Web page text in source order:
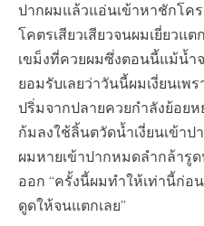
ปากผมแล้วแอ่นเข้าหาชักโคร
โคตรเสียวเสียวจนผมเยี่ยวแต
เขม็งที่ควยผมซึ่งตอนนี้แม้น้ำ
ยอมรับเลยว่าวันนี้ผมเงี่ยนเพ
ปริ่มจากปลายควยกำลังย้อย
ก้มลงใช้ลิ้นตวัดน้ำเงี่ยนเข้า
ผมหายเข้าปากหมดลำกล้ารู
ออก “ครั้งนี้ผมทำให้เท่านี้ก่อ
ดูดให้จนแตกเลย”